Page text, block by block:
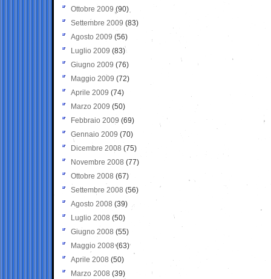
Ottobre 2009 (90)
Settembre 2009 (83)
Agosto 2009 (56)
Luglio 2009 (83)
Giugno 2009 (76)
Maggio 2009 (72)
Aprile 2009 (74)
Marzo 2009 (50)
Febbraio 2009 (69)
Gennaio 2009 (70)
Dicembre 2008 (75)
Novembre 2008 (77)
Ottobre 2008 (67)
Settembre 2008 (56)
Agosto 2008 (39)
Luglio 2008 (50)
Giugno 2008 (55)
Maggio 2008(63)
Aprile 2008 (50)
Marzo 2008 (39)